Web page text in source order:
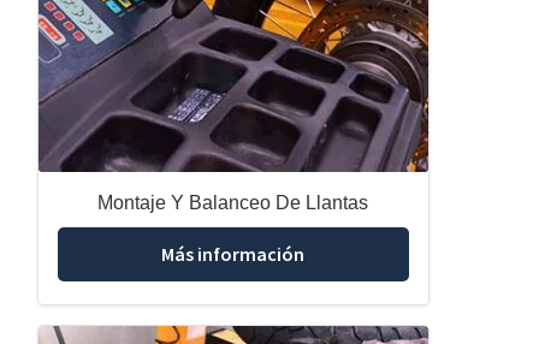
Montaje Y Balanceo De Llantas
Más información